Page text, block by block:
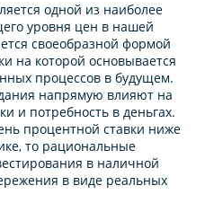
одной из наиболее
уровня цен в нашей
своеобразной формой
на которой основывается
процессов в будущем.
напрямую влияют на
и потребность в деньгах.
процентной ставки ниже
то рациональные
в наличной
в виде реальных